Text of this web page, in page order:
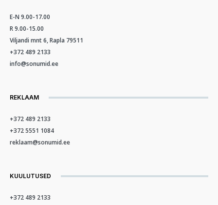
E-N 9.00-17.00
R 9.00-15.00
Viljandi mnt 6, Rapla 79511
+372 489 2133
info@sonumid.ee
REKLAAM
+372 489 2133
+372 5551 1084
reklaam@sonumid.ee
KUULUTUSED
+372 489 2133